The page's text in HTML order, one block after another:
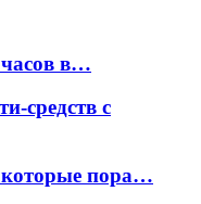
в…
средств с
которые пора…